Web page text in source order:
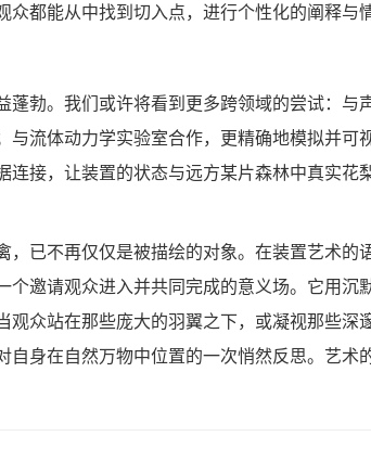
都能从中找到切入点，进行个性化的阐释与
蓬勃。我们或许将看到更多跨领域的尝试：与
与流体动力学实验室合作，更精确地模拟并可
连接，让装置的状态与远方某片森林中真实花
，已不再仅仅是被描绘的对象。在装置艺术的
邀请观众进入并共同完成的意义场。它用沉
众站在那些庞大的羽翼之下，或凝视那些深
自身在自然万物中位置的一次悄然反思。艺术